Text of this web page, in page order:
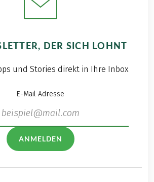
DER SICH LOHNT
und Stories direkt in Ihre Inbox
E-Mail Adresse
ANMELDEN